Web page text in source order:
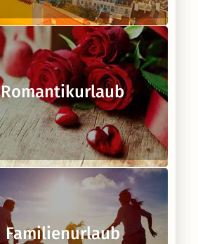
Romantikurlaub
Familienurlaub